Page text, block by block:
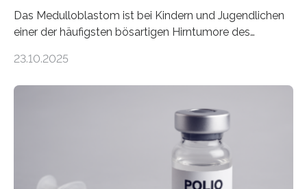
Das Medulloblastom ist bei Kindern und Jugendlichen
einer der häufigsten bösartigen Hirntumore des
Betroffenen können mit heutigen Methoden geheilt
Dringend benötigt werden zielgerichtete Therapien, die
nur Tumorschwachstellen angreifen und normales
Gewebe verschonen. Forschende um Daniel Merk vom
Hertie-Institut für klinische Hirnforschung am
Universitätsklinikum Tübingen haben eine solche
23.10.2025